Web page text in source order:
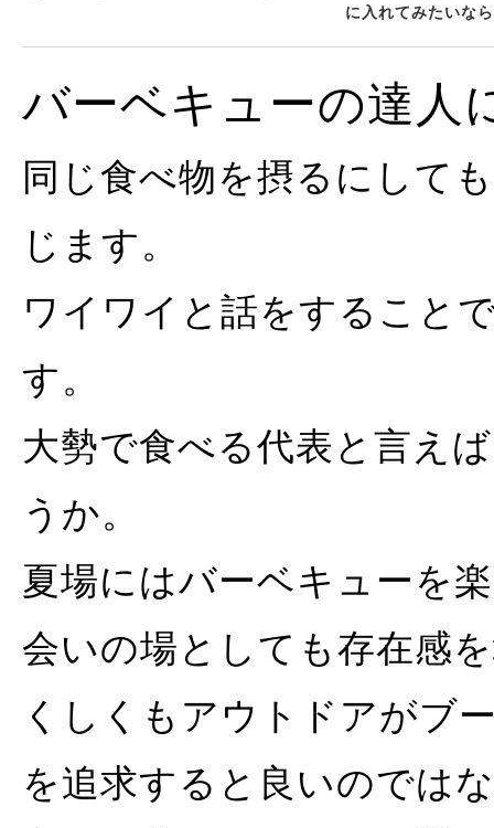
に入れてみたいなら
バーベキューの達人
同じ食べ物を摂るにして
じます。
ワイワイと話をすること
す。
大勢で食べる代表と言え
うか。
夏場にはバーベキューを
会いの場としても存在感
くしくもアウトドアがブ
を追求すると良いのでは